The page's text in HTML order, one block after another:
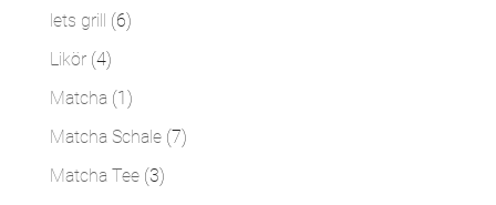
lets grill 66
Likör 44
Produkte
Matcha 11
Produkt
Matcha Schale 77
Matcha Tee 33